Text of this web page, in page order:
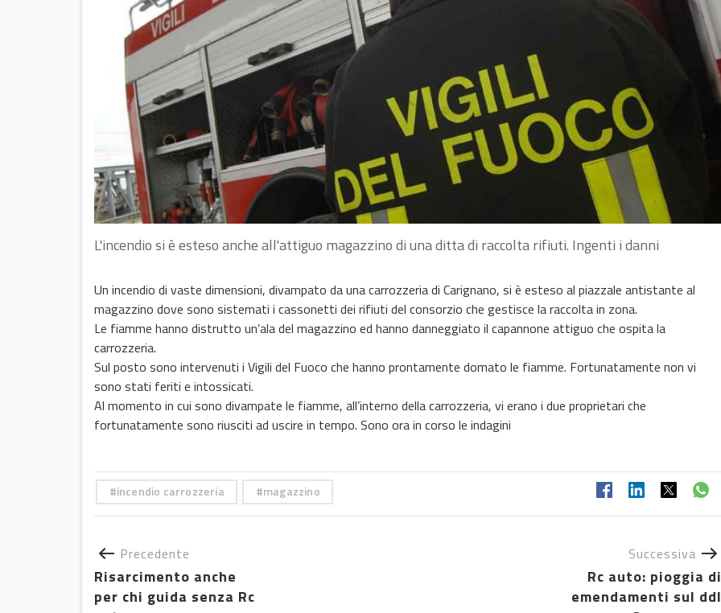
L'incendio si è esteso anche all'attiguo magazzino di una ditta di raccolta rifiuti. Ingenti i danni
Un incendio di vaste dimensioni, divampato da una carrozzeria di Carignano, si è esteso al piazzale antistante al
magazzino dove sono sistemati i cassonetti dei rifiuti del consorzio che gestisce la raccolta in zona.
Le fiamme hanno distrutto un’ala del magazzino ed hanno danneggiato il capannone attiguo che ospita la
carrozzeria.
Sul posto sono intervenuti i Vigili del Fuoco che hanno prontamente domato le fiamme. Fortunatamente non vi
sono stati feriti e intossicati.
Al momento in cui sono divampate le fiamme, all’interno della carrozzeria, vi erano i due proprietari che
fortunatamente sono riusciti ad uscire in tempo. Sono ora in corso le indagini
incendio carrozzeria magazzino
Precedente
Risarcimento anche
per chi guida senza Rc
Successiva
Rc auto: pioggia di
emendamenti sul ddl